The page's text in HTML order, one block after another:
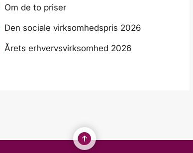
Om de to priser
Den sociale virksomhedspris 2026
Årets erhvervsvirksomhed 2026